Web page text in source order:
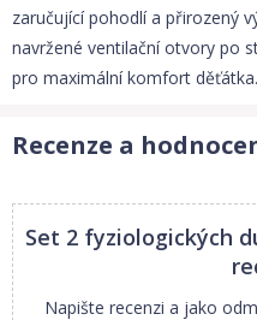
zaručující pohodlí a přirozený
navržené ventilační otvory po
pro maximální komfort děťátka.
Recenze a
Set 2 fyziologických
Napište recenzi a jako